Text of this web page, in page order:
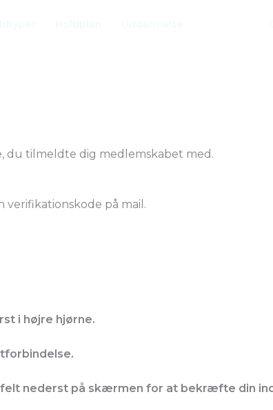
du tilmeldte dig medlemskabet med.
verifikationskode på mail.
i højre hjørne.
.
nederst på skærmen for at bekræfte din